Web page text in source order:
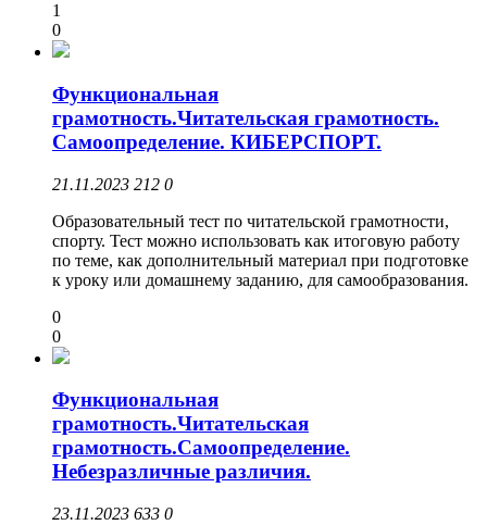
1
0
Функциональная
грамотность.Читательская грамотность.
Самоопределение. КИБЕРСПОРТ.
21.11.2023 212 0
Образовательный тест по читательской грамотности,
спорту. Тест можно использовать как итоговую работу
по теме, как дополнительный материал при подготовке
к уроку или домашнему заданию, для самообразования.
0
0
Функциональная
грамотность.Читательская
грамотность.Самоопределение.
Небезразличные различия.
23.11.2023 633 0